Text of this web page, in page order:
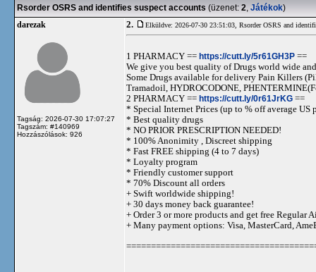
Rsorder OSRS and identifies suspect accounts (üzenet: 2, Játékok)
darezak
Tagság: 2026-07-30 17:07:27
Tagszám: #140969
Hozzászólások: 926
2. Elküldve: 2026-07-30 23:51:03, Rsorder OSRS and
1 PHARMACY == https://cutt.ly/5r61GH3P ==
We give you best quality of Drugs world wide
Some Drugs available for delivery Pain Killers
Tramadoil, HYDROCODONE,
2 PHARMACY == https://cutt.ly/0r61JrKG ==
* Special Internet Prices (up to % off average US
* Best quality drugs
* NO PRIOR PRESCRIPTION NEEDED!
* 100% Anonimity , Discreet shipping
* Fast FREE shipping (4 to 7 days)
* Loyalty program
* Friendly customer support
* 70% Discount all orders
+ Swift worldwide shipping!
+ 30 days money back guarantee!
+ Order 3 or more products and get free Regular
+ Many payment options: Visa, MasterCard,